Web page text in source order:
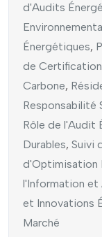
d'Audits
Énergétiques,
de Certification
Carbone,
Responsabilité
Rôle de l'Audit
Durables, Suivi
d'Optimisation
l'Information et
et Innovations
Marché